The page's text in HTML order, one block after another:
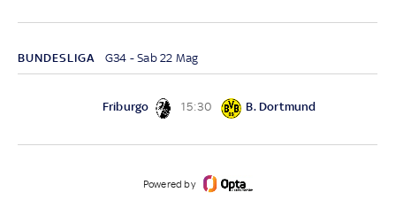
BUNDESLIGA G34 - Sab 22 Mag
Friburgo 15:30 B. Dortmund
Powered by